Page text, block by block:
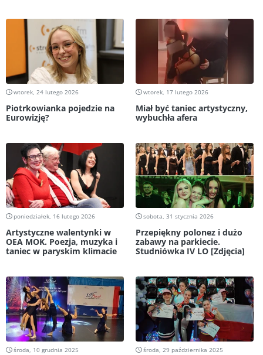
wtorek, 24 lutego 2026
Piotrkowianka pojedzie na
Eurowizję?
wtorek, 17 lutego 2026
Miał być taniec artystyczny,
wybuchła afera
poniedziałek, 16 lutego 2026
Artystyczne walentynki w
OEA MOK. Poezja, muzyka i
taniec w paryskim klimacie
sobota, 31 stycznia 2026
Przepiękny polonez i dużo
zabawy na parkiecie.
Studniówka IV LO [Zdjęcia]
środa, 10 grudnia 2025 środa, 29 października 2025